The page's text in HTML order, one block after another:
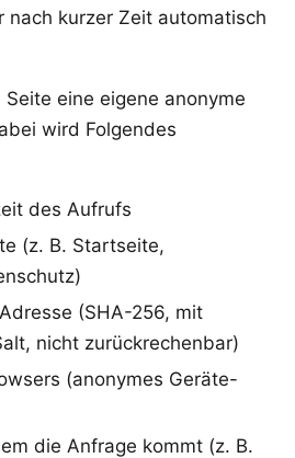
nach kurzer Zeit automatisch
eine eigene anonyme
wird Folgendes
des Aufrufs
(z. B. Startseite,
(SHA-256, mit
nicht zurückrechenbar)
(anonymes Geräte-
die Anfrage kommt (z. B.